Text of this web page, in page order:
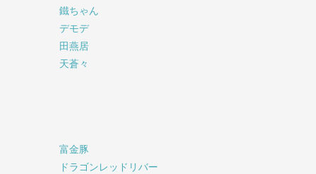
鐵ちゃん
デモデ
田燕居
天蒼々
富金豚
ドラゴンレッドリバー